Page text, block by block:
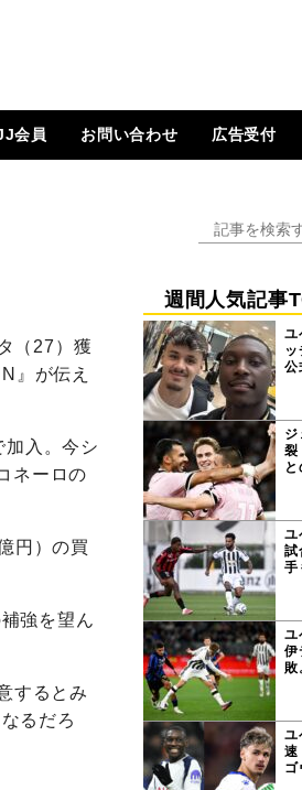
会員 お問い合わせ 広告受付
（27）獲
』が伝え
入。今シ
ネーロの
円）の買
強を望ん
するとみ
るだろ
週間人気記事
ユ
公
ジ
裂
ユ
試
手
ユ
伊
ユ
速
ゴ